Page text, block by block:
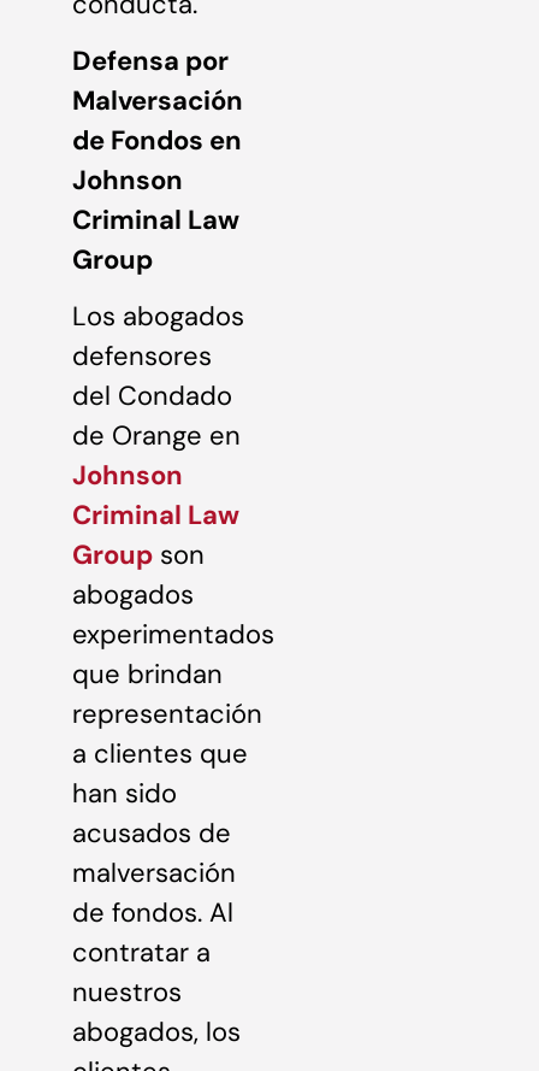
Defensa por
Malversación
de Fondos en
Johnson
Criminal Law
Group
Los abogados
defensores
del Condado
de Orange en
Johnson
Criminal Law
Group son
abogados
experimentados
que brindan
representación
a clientes que
han sido
acusados de
malversación
de fondos. Al
contratar a
nuestros
abogados, los